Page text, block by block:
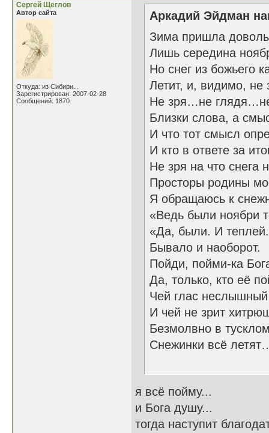
Сергей Щеглов
Автор сайта
Откуда: из Сибири...
Зарегистрирован: 2007-02-28
Сообщений: 1870
Аркадий Эйдман
Зима пришла
Лишь середина
Но снег из божьего
Летит, и, видимо, не
Не зря…не
Близки слова, а
И что тот смысл
И кто в ответе за
Не зря на что снега
Просторы родины
Я обращаюсь к
«Ведь были ноябри
«Да, были. И
Бывало и наоборот.
Пойди, пойми-ка
Да, только, кто её
Чей глас
И чей не зрит
Безмолвно в
Снежинки всё
я всё пойму...
и Бога душу...
тогда наступит